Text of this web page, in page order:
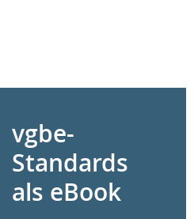
vgbe-
Standards
als eBook